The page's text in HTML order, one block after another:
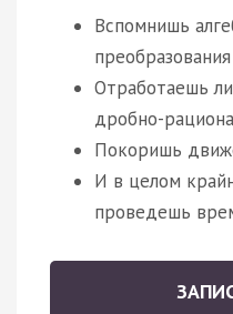
Вспомнишь
преобразования
Отработаешь
дробно-
Покоришь
И в целом
проведешь